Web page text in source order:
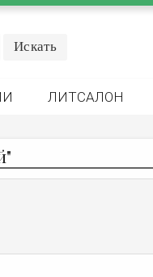
ЛИТСАЛОН